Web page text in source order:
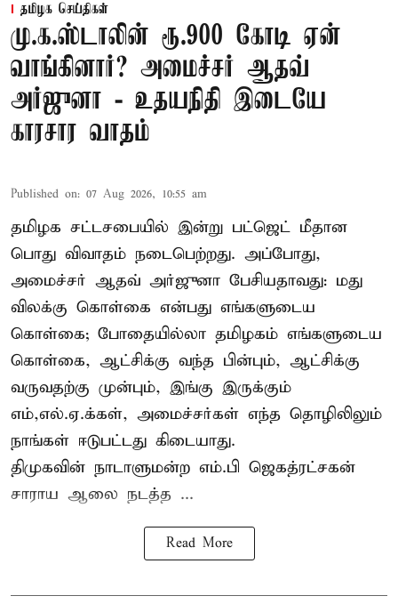
தமிழக செய்திகள்
மு.க.ஸ்டாலின் ரூ.900 கோடி ஏன்
வாங்கினார்? அமைச்சர் ஆதவ்
அர்ஜுனா - உதயநிதி இடையே
காரசார வாதம்
Published on: 07 Aug 2026, 10:55 am
தமிழக சட்டசபையில் இன்று பட்ஜெட் மீதான
பொது விவாதம் நடைபெற்றது. அப்போது,
அமைச்சர் ஆதவ் அர்ஜுனா பேசியதாவது: மது
விலக்கு கொள்கை என்பது எங்களுடைய
கொள்கை; போதையில்லா தமிழகம் எங்களுடைய
கொள்கை, ஆட்சிக்கு வந்த பின்பும், ஆட்சிக்கு
வருவதற்கு முன்பும், இங்கு இருக்கும்
எம்,எல்.ஏ.க்கள், அமைச்சர்கள் எந்த தொழிலிலும்
நாங்கள் ஈடுபட்டது கிடையாது.
திமுகவின் நாடாளுமன்ற எம்.பி ஜெகத்ரட்சகன்
சாராய ஆலை நடத்த ...
Read More